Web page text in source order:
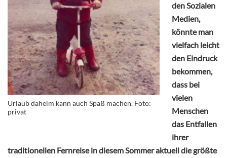
Urlaub daheim kann auch Spaß machen. Foto:
privat
den Sozialen
Medien,
könnte man
vielfach leicht
den Eindruck
bekommen,
dass bei
vielen
Menschen
das Entfallen
ihrer
traditionellen Fernreise in diesem Sommer aktuell die größte